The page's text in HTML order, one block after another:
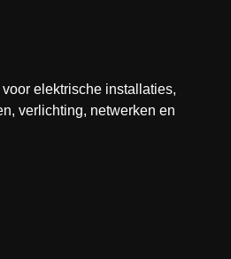
elektrische installaties,
verlichting, netwerken en